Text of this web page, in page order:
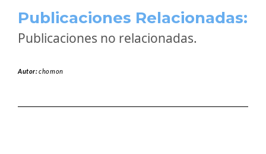
Publicaciones Relacionadas:
Publicaciones no relacionadas.
Autor:chomon